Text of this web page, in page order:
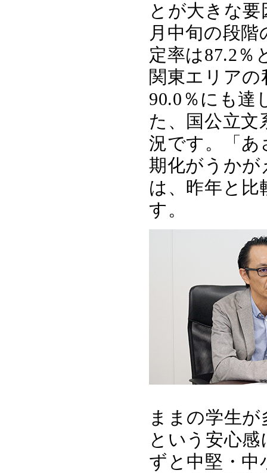
とが大きな
月中旬の段
定率は87.2％
関東エリア
90.0％にも達
た、国公立
況です。「
期化がうかが
は、昨年と比
す。
ままの学生
という安心
ずと中堅・中